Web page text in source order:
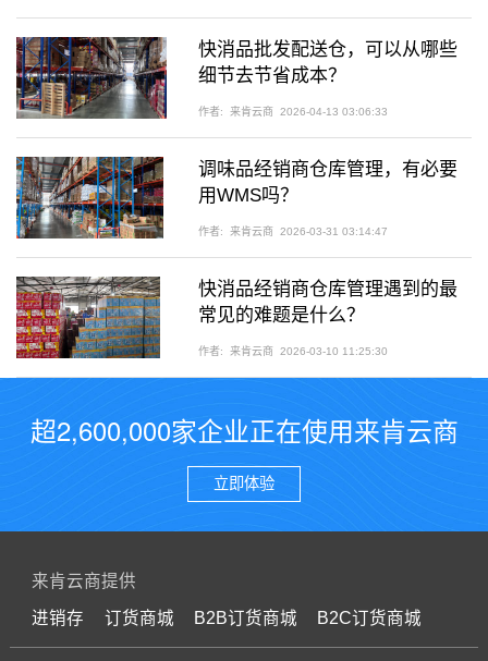
快消品批发配送仓，可以从哪些
细节去节省成本？
作者: 来肯云商 2026-04-13 03:06:33
调味品经销商仓库管理，有必要
用WMS吗？
作者: 来肯云商 2026-03-31 03:14:47
快消品经销商仓库管理遇到的最
常见的难题是什么？
作者: 来肯云商 2026-03-10 11:25:30
超2,600,000家企业正在使用来肯云商
立即体验
来肯云商提供
进销存 订货商城 B2B订货商城 B2C订货商城